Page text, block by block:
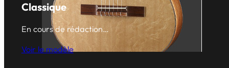
Classique
En cours de rédaction…
Voir le modèle